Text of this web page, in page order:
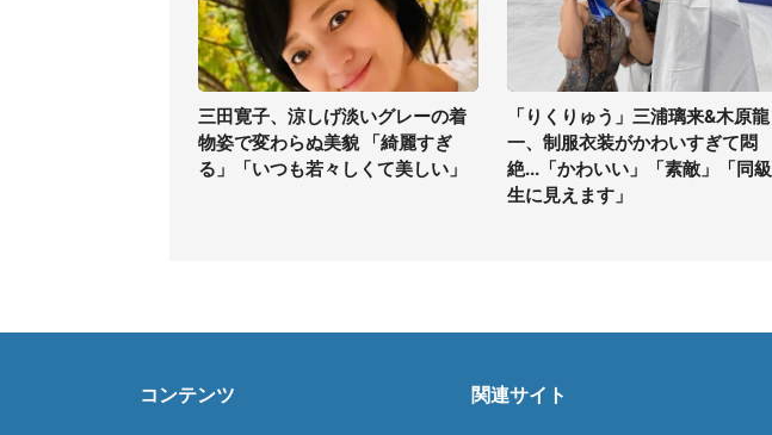
三田寛子、涼しげ淡いグレーの着
物姿で変わらぬ美貌 「綺麗すぎ
る」「いつも若々しくて美しい」
「りくりゅう」三浦璃来&木原龍
一、制服衣装がかわいすぎて悶
絶...「かわいい」「素敵」「同級
生に見えます」
コンテンツ 関連サイト